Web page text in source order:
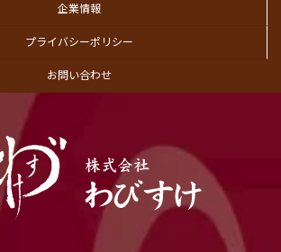
企業情報
プライバシーポリシー
お問い合わせ